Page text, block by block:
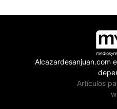
Alcazardesanjuan.com
Artículos